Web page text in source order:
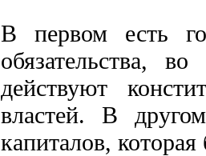
В первом есть
обязательства,
действуют
властей. В
капиталов,